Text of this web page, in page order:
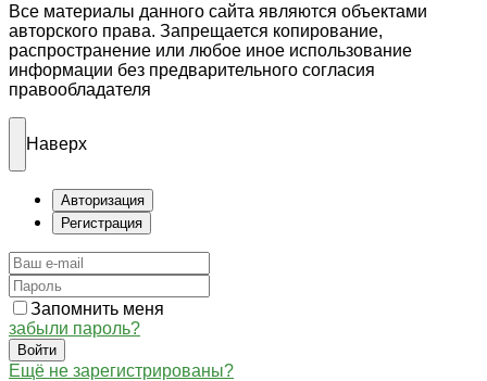
Все материалы данного сайта являются объектами
авторского права. Запрещается копирование,
распространение или любое иное использование
информации без предварительного согласия
правообладателя
Наверх
Авторизация
Регистрация
Запомнить меня
забыли пароль?
Войти
Ещё не зарегистрированы?